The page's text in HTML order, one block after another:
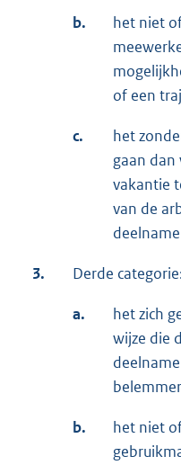
b.
het niet
of een
c.
het
gaan dan
vakantie
van de
3. Derde
a.
het zich
wijze die
b.
het niet